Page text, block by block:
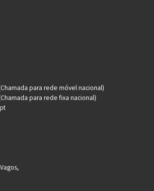
para rede móvel nacional)
para rede fixa nacional)